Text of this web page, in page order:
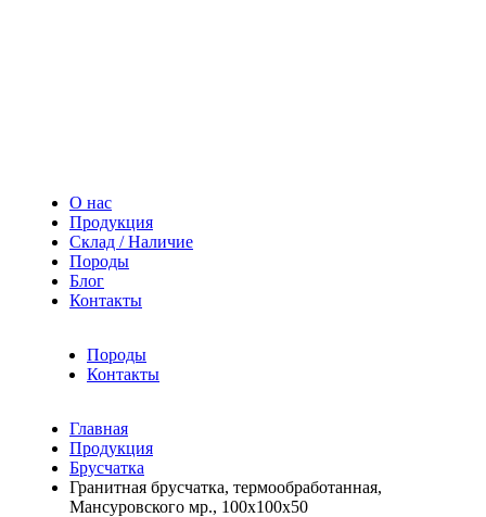
О нас
Продукция
Склад / Наличие
Породы
Блог
Контакты
Породы
Контакты
Главная
Продукция
Брусчатка
Гранитная брусчатка, термообработанная,
Мансуровского мр., 100х100х50